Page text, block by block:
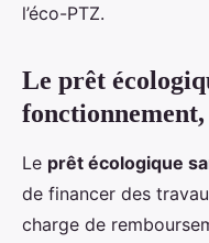
l’éco-PTZ.
Le prêt
Le prêt écologique
de financer des
charge de